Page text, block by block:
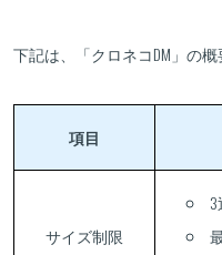
下記は、「クロネコDM」の概
項目
サイズ制限